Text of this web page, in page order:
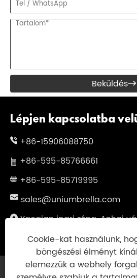
Beküldés
Lépjen kapcsolatba
+86-15906088750
+86-595-85766661
+86-595-85719995
sales@uniumbrella.com
Yaoqian ipari zóna, Anhai
város, Fujian, Kína
Copyright © 2021 Jinjiang
Cookie-kat használunk,
böngészési élményt
elemezzük a webhely